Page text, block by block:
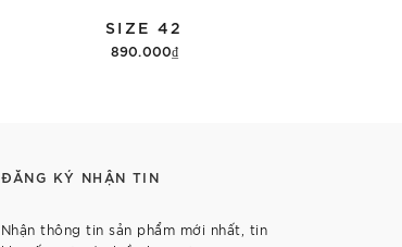
SIZE 42
890.000₫
ĐĂNG KÝ NHẬN TIN
Nhận thông tin sản phẩm mới nhất, tin